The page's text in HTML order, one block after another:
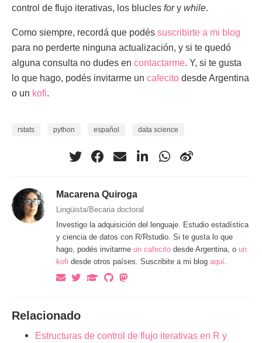
control de flujo iterativas, los blucles fory while
Como siempre, recordá que podés suscribirte a mi blog
para no perderte ninguna actualización, y si te quedó
alguna consulta no dudes en contactarme. Y, si te gusta
lo que hago, podés invitarme un cafecito desde Argentina
o un kofi.
rstats python español data science
Macarena Quiroga
Lingüista/Becaria doctoral
Investigo la adquisición del lenguaje. Estudio estadística
y ciencia de datos con R/Rstudio. Si te gusta lo que
hago, podés invitarmeun cafecito desde Argentina, oun
kofi desde otros países. Suscribite a mi blogaquí.
Relacionado
Estructuras de control de flujo iterativas en R y